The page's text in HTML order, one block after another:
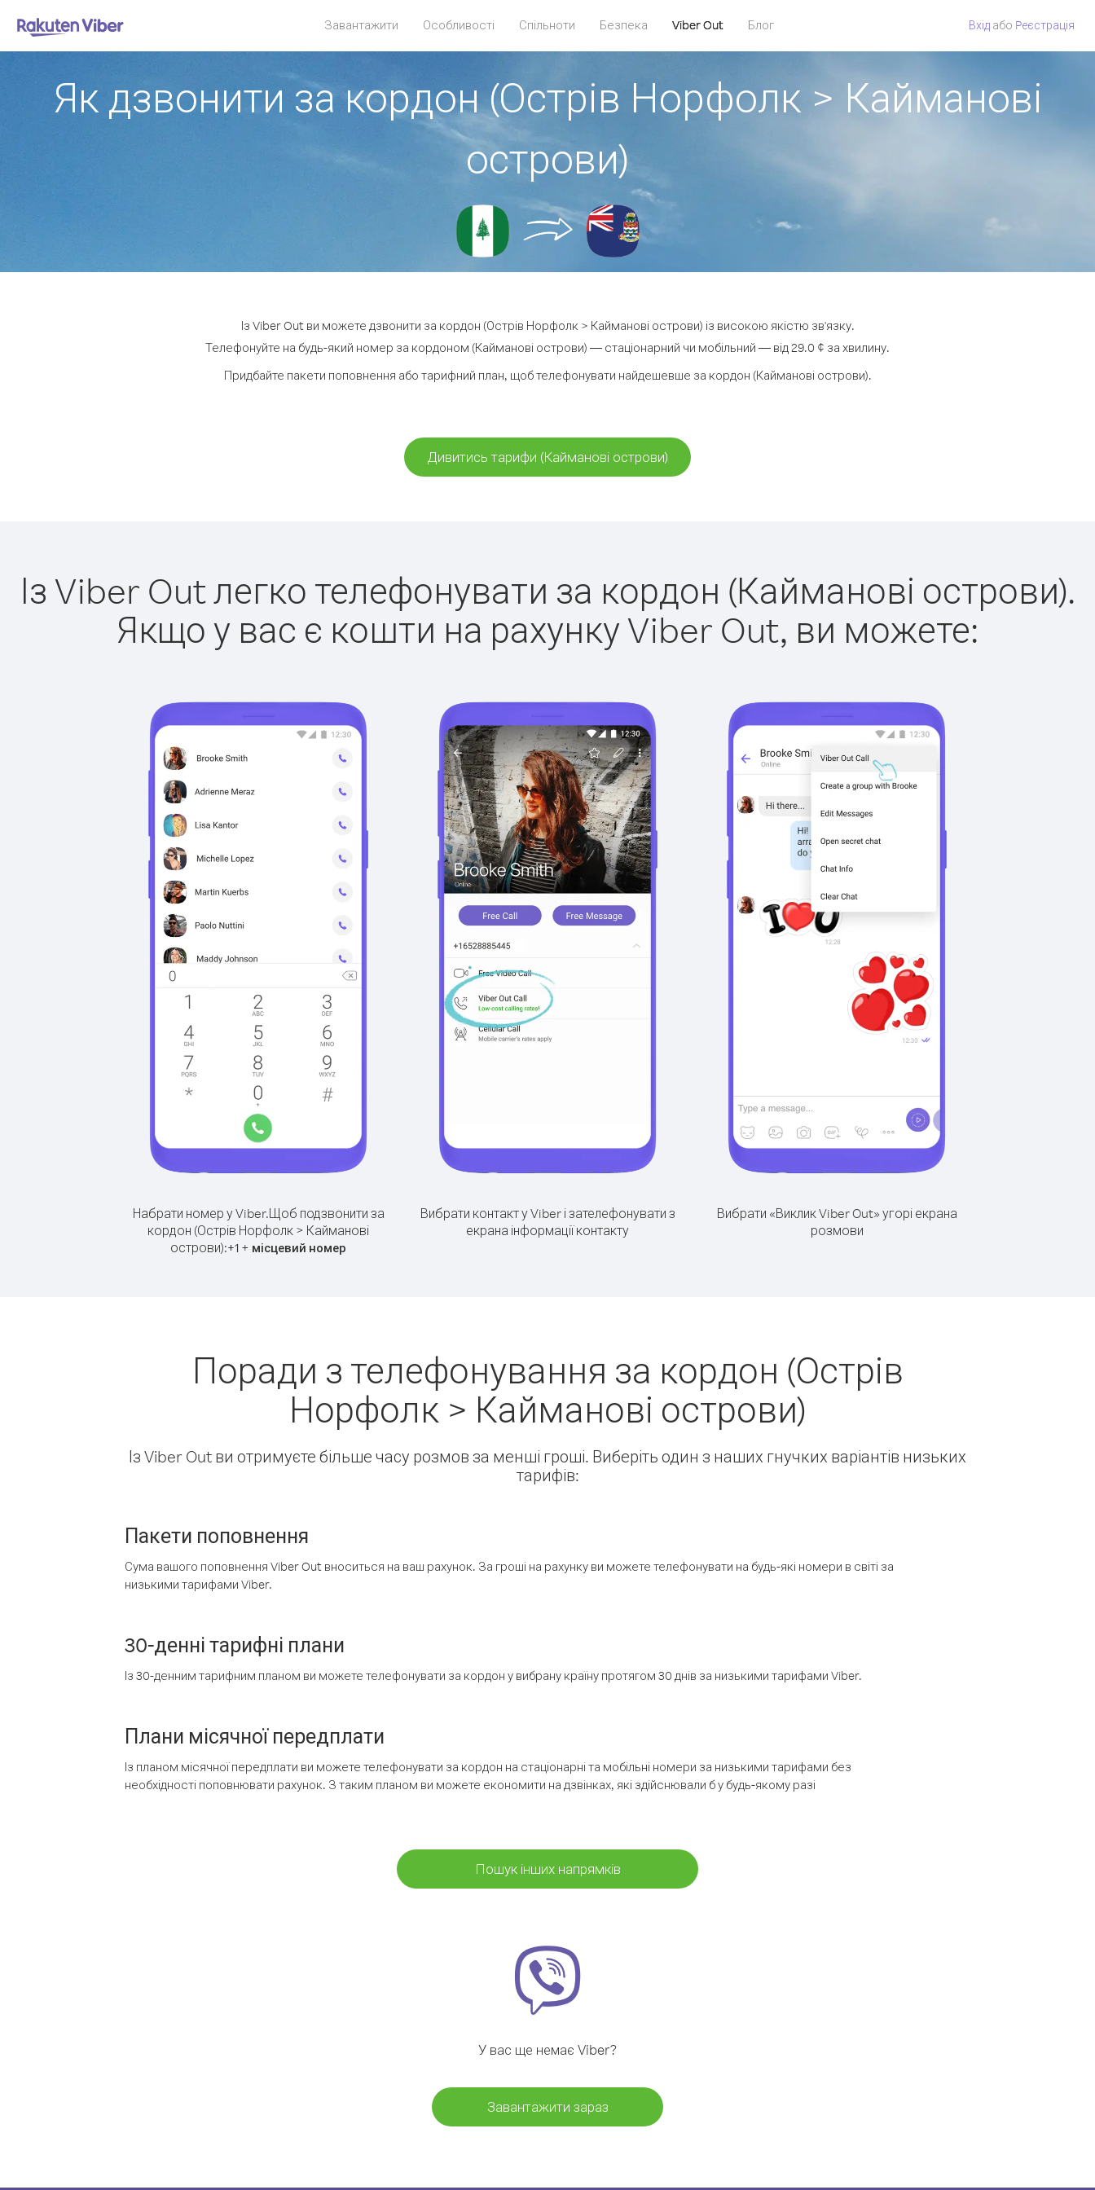
Завантажити Особливості Спільноти Безпека Viber Out Блог Вхід або Pеєстрація
Як дзвонити за кордон (Острів Норфолк > Кайманові
острови)
Із Viber Out ви можете дзвонити за кордон (Острів Норфолк > Кайманові острови) із високою якістю зв'язку.
Телефонуйте на будь-який номер за кордоном (Кайманові острови) — стаціонарний чи мобільний — від 29.0 ¢ за хвилину.
Придбайте пакети поповнення або тарифний план, щоб телефонувати найдешевше за кордон (Кайманові острови).
Дивитись тарифи (Кайманові острови)
Із Viber Out легко телефонувати за кордон (Кайманові острови).
Якщо у вас є кошти на рахунку Viber Out, ви можете:
Набрати номер у Viber.Щоб подзвонити за
кордон (Острів Норфолк > Кайманові
острови):+1 + місцевий номер
Вибрати контакт у Viber і зателефонувати з
екрана інформації контакту
Вибрати «Виклик Viber Out» угорі екрана
розмови
Поради з телефонування за кордон (Острів
Норфолк > Кайманові острови)
Із Viber Out ви отримуєте більше часу розмов за менші гроші. Виберіть один з наших гнучких варіантів низьких
тарифів:
Пакети поповнення
Сума вашого поповнення Viber Out вноситься на ваш рахунок. За гроші на рахунку ви можете телефонувати на будь-які номери в світі за
низькими тарифами Viber.
30-денні тарифні плани
Із 30-денним тарифним планом ви можете телефонувати за кордон у вибрану країну протягом 30 днів за низькими тарифами Viber.
Плани місячної передплати
Із планом місячної передплати ви можете телефонувати за кордон на стаціонарні та мобільні номери за низькими тарифами без
необхідності поповнювати рахунок. З таким планом ви можете економити на дзвінках, які здійснювали б у будь-якому разі
Пошук інших напрямків
У вас ще немає Viber?
Завантажити зараз